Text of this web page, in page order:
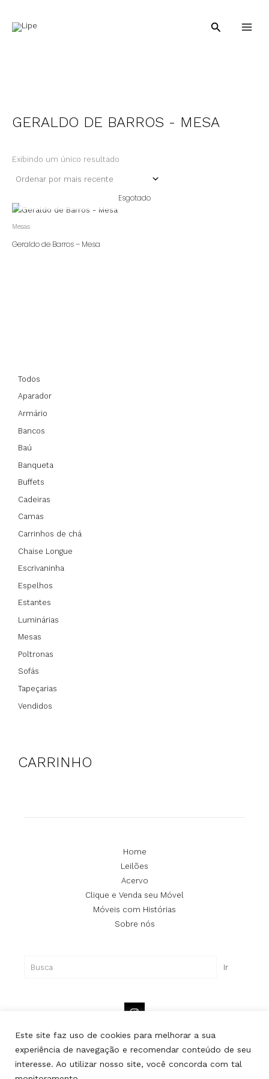
Este site faz uso de cookies para melhorar a sua
experiência de navegação e recomendar conteúdo de seu
interesse. Ao utilizar nosso site, você concorda com tal
para
Pesquisar
Todos
Aparador
Armário
Bancos
Baú
Banqueta
Buffets
Cadeiras
Camas
Carrinhos de chá
Chaise Longue
Escrivaninha
Espelhos
Estantes
Luminárias
Mesas
Poltronas
Sofás
Tapeçarias
Vendidos
CARRINHO
GERALDO DE BARROS - MESA
Exibindo um único resultado
Esgotado
Mesas
Geraldo de Barros – Mesa
Home
Leilões
Acervo
Clique e Venda seu Móvel
Móveis com Histórias
Sobre nós
Ir
Copyright © Lipe | Todos os direitos reservados.